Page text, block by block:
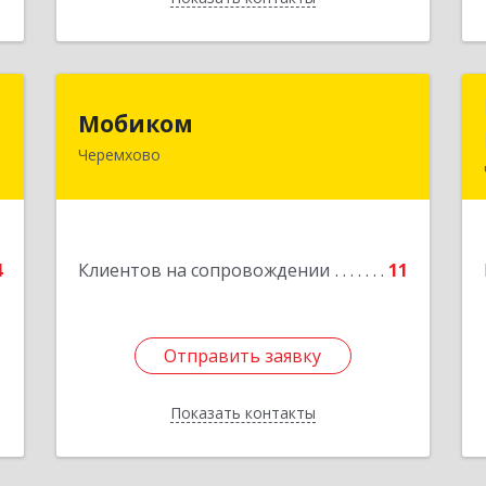
Мобиком
Черемхово
Клиентов на сопровождении 11
Отправить заявку
Показать контакты
Отправить заявку
Назад